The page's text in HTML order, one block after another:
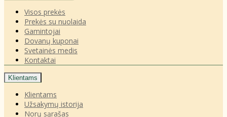
Visos prekės
Prekės su nuolaida
Gamintojai
Dovanų kuponai
Svetainės medis
Kontaktai
Klientams
Klientams
Užsakymų istorija
Norų sąrašas